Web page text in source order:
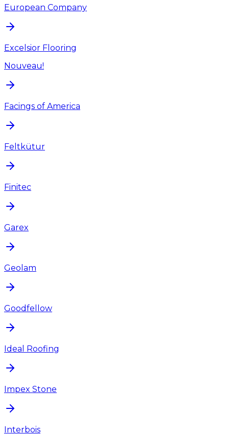
European Company
Excelsior Flooring
Nouveau!
Facings of America
Feltkütur
Finitec
Garex
Geolam
Goodfellow
Ideal Roofing
Impex Stone
Interbois